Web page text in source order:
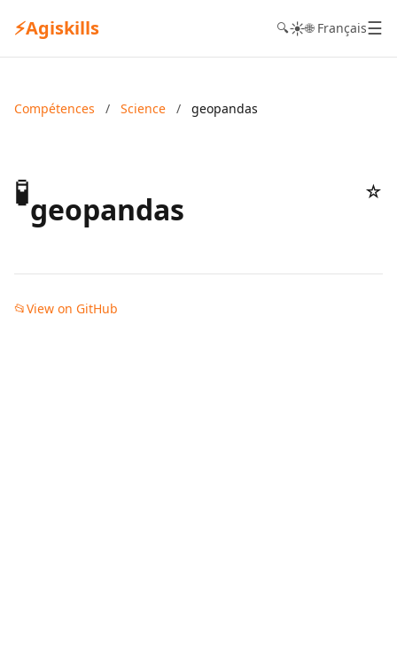
⚡Agiskills 🔍☀️🌐 Français☰
Compétences / Science / geopandas
🧪geopandas ☆
📂View on GitHub